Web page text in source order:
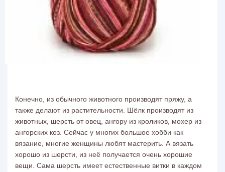
Конечно, из обычного животного производят пряжу, а
также делают из растительности. Шёлк производят из
животных, шерсть от овец, ангору из кроликов, мохер из
ангорских коз. Сейчас у многих большое хобби как
вязание, многие женщины любят мастерить. А вязать
хорошо из шерсти, из неё получается очень хорошие
вещи. Сама шерсть имеет естественные витки в каждом